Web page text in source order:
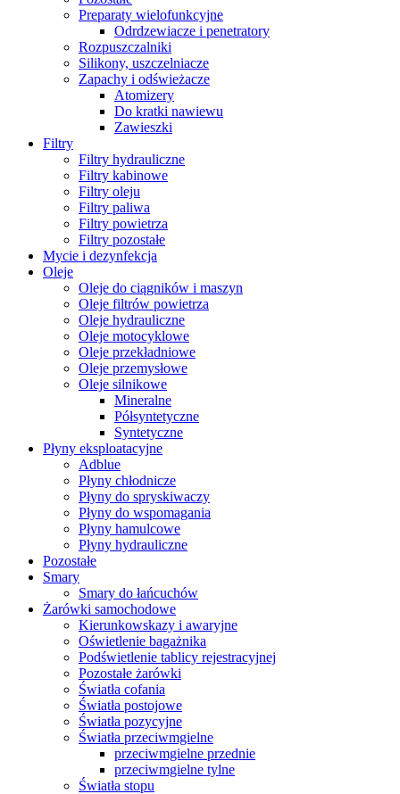
Preparaty wielofunkcyjne
Odrdzewiacze i penetratory
Rozpuszczalniki
Silikony, uszczelniacze
Zapachy i odświeżacze
Atomizery
Do kratki nawiewu
Zawieszki
Filtry
Filtry hydrauliczne
Filtry kabinowe
Filtry oleju
Filtry paliwa
Filtry powietrza
Filtry pozostałe
Mycie i dezynfekcja
Oleje
Oleje do ciągników i maszyn
Oleje filtrów powietrza
Oleje hydrauliczne
Oleje motocyklowe
Oleje przekładniowe
Oleje przemysłowe
Oleje silnikowe
Mineralne
Półsyntetyczne
Syntetyczne
Płyny eksploatacyjne
Adblue
Płyny chłodnicze
Płyny do spryskiwaczy
Płyny do wspomagania
Płyny hamulcowe
Płyny hydrauliczne
Pozostałe
Smary
Smary do łańcuchów
Żarówki samochodowe
Kierunkowskazy i awaryjne
Oświetlenie bagażnika
Podświetlenie tablicy rejestracyjnej
Pozostałe żarówki
Światła cofania
Światła postojowe
Światła pozycyjne
Światła przeciwmgielne
przeciwmgielne przednie
przeciwmgielne tylne
Światła stopu